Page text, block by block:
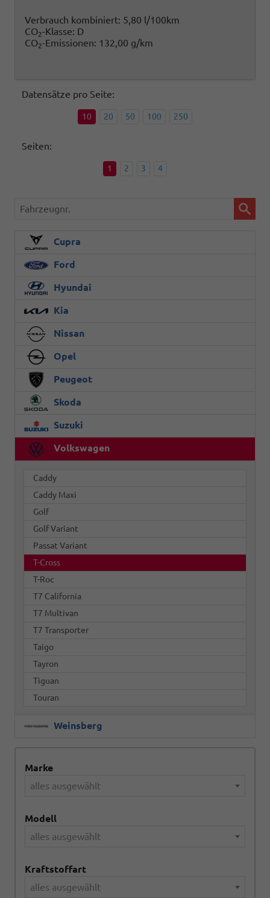
Verbrauch kombiniert: 5,80 l/100km
CO2-Klasse: D
CO2-Emissionen: 132,00 g/km
Datensätze pro Seite:
10 20 50 100 250
Seiten:
1 2 3 4
Fahrzeugnr.
Cupra
Ford
Hyundai
Kia
Nissan
Opel
Peugeot
Skoda
Suzuki
Volkswagen
Caddy
Caddy Maxi
Golf
Golf Variant
Passat Variant
T-Cross
T-Roc
T7 California
T7 Multivan
T7 Transporter
Taigo
Tayron
Tiguan
Touran
Weinsberg
Marke
alles ausgewählt
Modell
alles ausgewählt
Kraftstoffart
alles ausgewählt